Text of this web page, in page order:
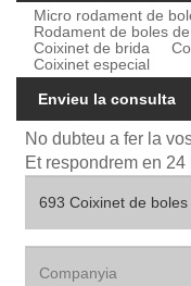
Micro rodament de
Rodament de boles
Coixinet de brida
Coixinet especial
Envieu la consulta
No dubteu a fer la
Et respondrem en 24